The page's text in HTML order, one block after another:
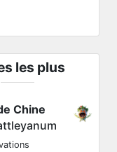
les plus
Chine